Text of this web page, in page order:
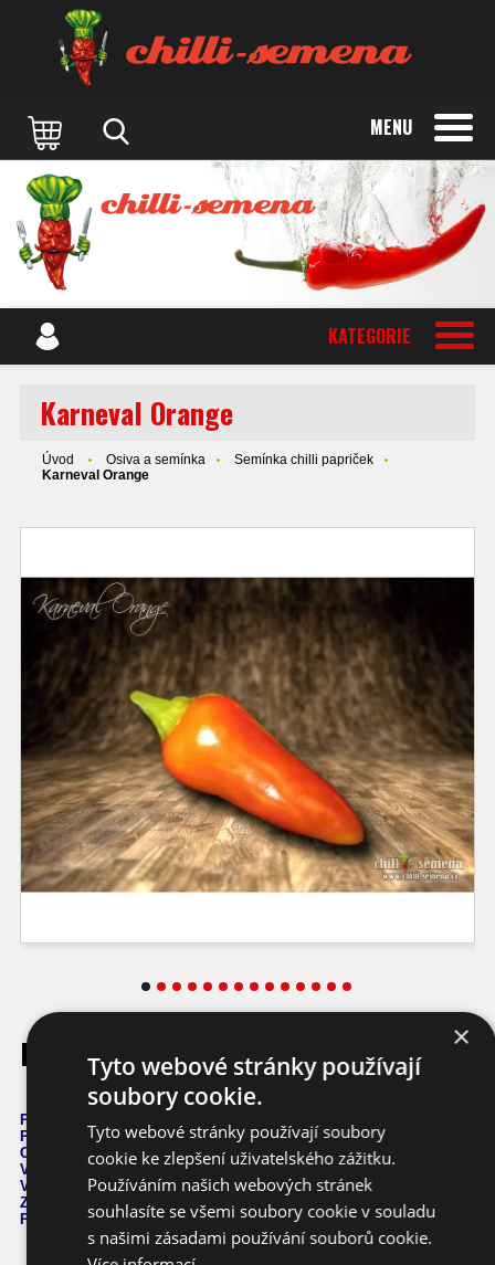
MENU
KATEGORIE
Karneval Orange
Úvod Osiva a semínka
Semínka chilli papriček
Karneval Orange
Karneval Orange
Počet semen: 10 ks
Pálivost:
5.000 - 10.000 SHU
Capsicum Annuum
Výška: 25 cm
Velikost plodů: 4 cm
Zrání: 70 dnů
Původ: -
×
Tyto webové stránky používají
soubory cookie.
Tyto webové stránky používají soubory
cookie ke zlepšení uživatelského zážitku.
Používáním našich webových stránek
souhlasíte se všemi soubory cookie v souladu
s našimi zásadami používání souborů cookie.